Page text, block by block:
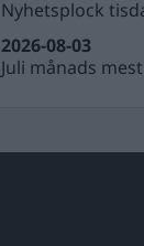
Nyhetsplock
Juli månads
2026-08-03